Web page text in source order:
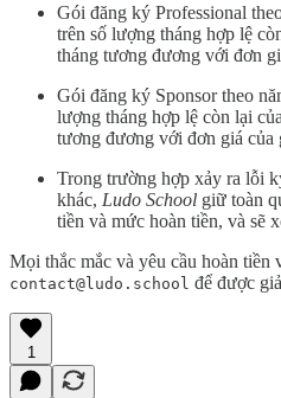
Gói đăng ký Professional
trên số lượng tháng hợp lệ
tháng tương đương với đơn
Gói đăng ký Sponsor theo
lượng tháng hợp lệ còn lại
tương đương với đơn giá của
Trong trường hợp xảy ra lỗi
khác, Ludo School giữ toàn
tiền và mức hoàn tiền, và sẽ
Mọi thắc mắc và yêu cầu hoàn tiền
contact@ludo.school để được
1